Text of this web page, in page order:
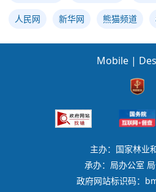
人民网 新华网 熊猫频道
Mobile |
主办：国家林业
承办：局办公室
政府网站标识码：